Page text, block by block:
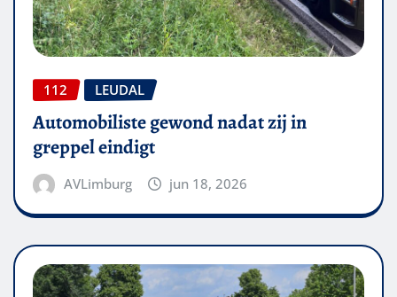
112 LEUDAL
Automobiliste gewond nadat zij in
greppel eindigt
AVLimburg jun 18, 2026